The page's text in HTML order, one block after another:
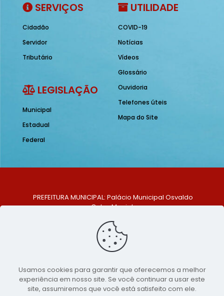
SERVIÇOS
Cidadão
Servidor
Tributário
LEGISLAÇÃO
Municipal
Estadual
Federal
UTILIDADE
COVID-19
Notícias
Vídeos
Glossário
Ouvidoria
Telefones úteis
Mapa do Site
PREFEITURA MUNICIPAL: Palácio Municipal Osvaldo
Celso Maciel
Centro, São Bento do Una - PE. CEP: 553370-128
TELEFONE: (81) 99548-1569
E-MAIL: ouvidoria@saobentodouna.pe.gov.br
Copyright 2021-2026 - Assessoria de Comunicação da
Prefeitura de São Bento do Una - PE
Usamos cookies para garantir que oferecemos a melhor
experiência em nosso site. Se você continuar a usar este
site, assumiremos que você está satisfeito com ele.